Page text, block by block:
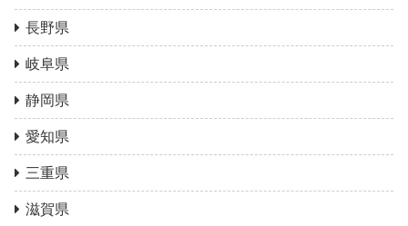
長野県
岐阜県
静岡県
愛知県
三重県
滋賀県